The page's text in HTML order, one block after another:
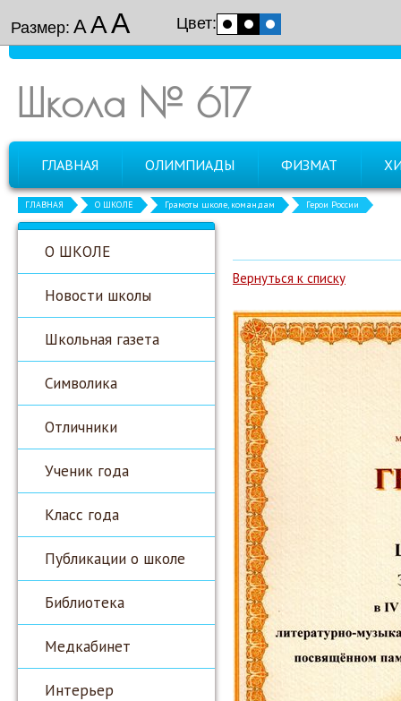
Размер: ААА Цвет:
Школа № 617
ГЛАВНАЯ ОЛИМПИАДЫ ФИЗМАТ
ГЛАВНАЯ О ШКОЛЕ Грамоты школе, командам Герои России
О ШКОЛЕ
Новости школы
Школьная газета
Символика
Отличники
Ученик года
Класс года
Публикации о школе
Библиотека
Медкабинет
Интерьер
Вернуться к списку